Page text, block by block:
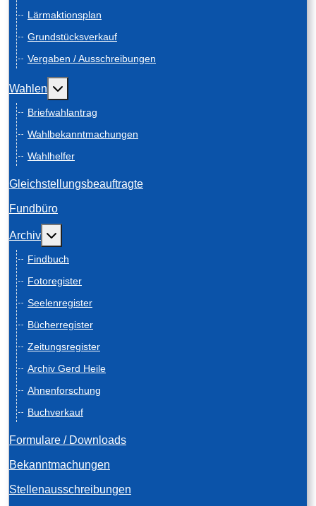
Lärmaktionsplan
Grundstücksverkauf
Vergaben / Ausschreibungen
Wahlen Weitere Informationen: Wahlen
Briefwahlantrag
Wahlbekanntmachungen
Wahlhelfer
Gleichstellungsbeauftragte
Fundbüro
Archiv Weitere Informationen: Archiv
Findbuch
Fotoregister
Seelenregister
Bücherregister
Zeitungsregister
Archiv Gerd Heile
Ahnenforschung
Buchverkauf
Formulare / Downloads
Bekanntmachungen
Stellenausschreibungen